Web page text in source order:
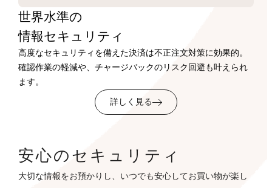
世界水準の
情報セキュリティ
高度なセキュリティを備えた決済は不正注文対策に効果的。
確認作業の軽減や、チャージバックのリスク回避も叶えられ
ます。
詳しく見る
安心のセキュリティ
大切な情報をお預かりし、いつでも安心してお買い物が楽し